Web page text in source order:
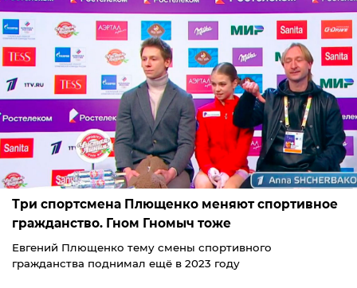
Три спортсмена Плющенко меняют спортивное
гражданство. Гном Гномыч тоже
Евгений Плющенко тему смены спортивного
гражданства поднимал ещё в 2023 году